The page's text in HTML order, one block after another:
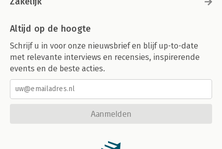
Altijd op de hoogte
Schrijf u in voor onze nieuwsbrief en blijf up-to-date
met relevante interviews en recensies, inspirerende
events en de beste acties.
Aanmelden